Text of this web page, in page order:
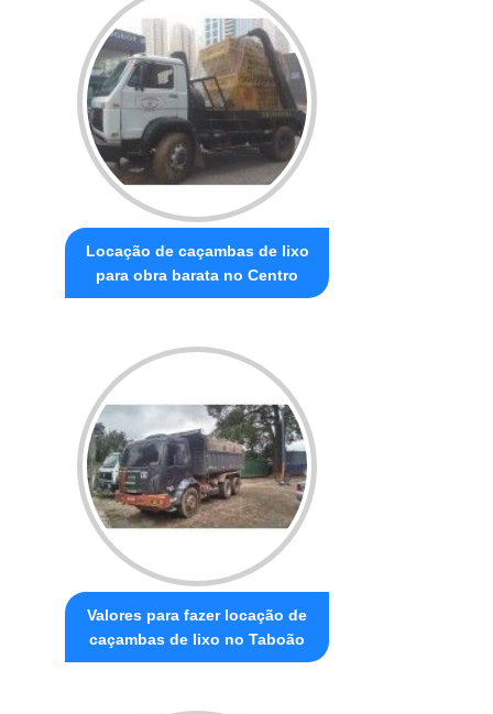
Locação de caçambas de lixo
para obra barata no Centro
Valores para fazer locação de
caçambas de lixo no Taboão